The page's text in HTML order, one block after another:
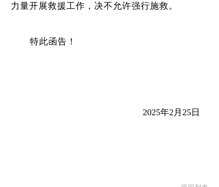
力量开展救援工作，决不允许强行施救。
特此函告！
2025年2月25日